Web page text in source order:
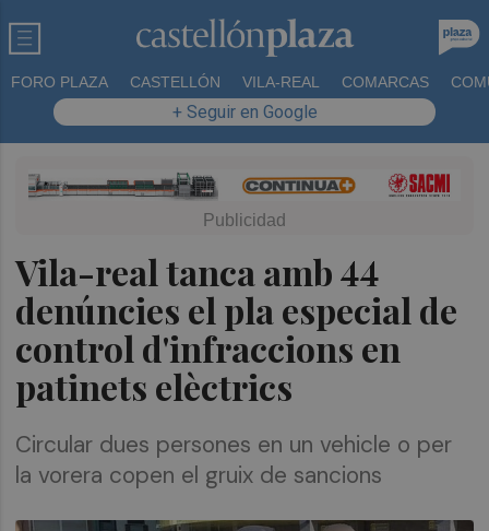
FORO PLAZA CASTELLÓN VILA-REAL COMARCAS
+ Seguir en Google
Vila-real tanca amb 44
denúncies el pla especial de
control d'infraccions en
patinets elèctrics
Circular dues persones en un vehicle o per
la vorera copen el gruix de sancions